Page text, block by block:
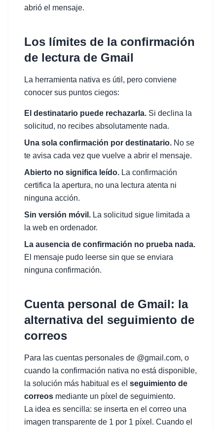
abrió el mensaje.
Los límites de la confirmación
de lectura de Gmail
La herramienta nativa es útil, pero conviene
conocer sus puntos ciegos:
El destinatario puede rechazarla. Si declina la
solicitud, no recibes absolutamente nada.
Una sola confirmación por destinatario. No se
te avisa cada vez que vuelve a abrir el mensaje.
Abierto no significa leído. La confirmación
certifica la apertura, no una lectura atenta ni
ninguna acción.
Sin versión móvil. La solicitud sigue limitada a
la web en ordenador.
La ausencia de confirmación no prueba nada.
El mensaje pudo leerse sin que se enviara
ninguna confirmación.
Cuenta personal de Gmail: la
alternativa del seguimiento de
correos
Para las cuentas personales de @gmail.com, o
cuando la confirmación nativa no está disponible,
la solución más habitual es el seguimiento de
correos mediante un píxel de seguimiento.
La idea es sencilla: se inserta en el correo una
imagen transparente de 1 por 1 píxel. Cuando el